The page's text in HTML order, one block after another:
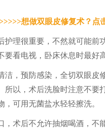
想做双眼皮修复术？点
护理很重要，不然就可能前
要看电视， 卧床休息时最好
洁， 预防感染 ， 全切双眼皮
所以，术后洗脸时注意不要
，可用无菌盐水轻轻擦洗。
， 术后不允许抽烟喝酒，不